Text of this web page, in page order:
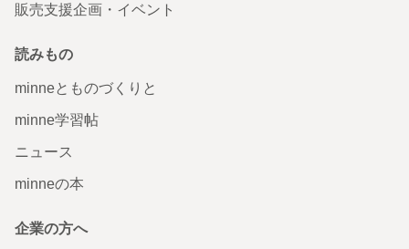
販売支援企画・イベント
読みもの
minneとものづくりと
minne学習帖
ニュース
minneの本
企業の方へ